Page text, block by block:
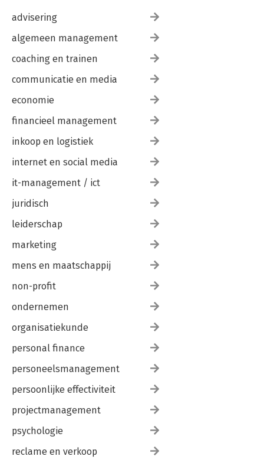
advisering
algemeen management
coaching en trainen
communicatie en media
economie
financieel management
inkoop en logistiek
internet en social media
it-management / ict
juridisch
leiderschap
marketing
mens en maatschappij
non-profit
ondernemen
organisatiekunde
personal finance
personeelsmanagement
persoonlijke effectiviteit
projectmanagement
psychologie
reclame en verkoop